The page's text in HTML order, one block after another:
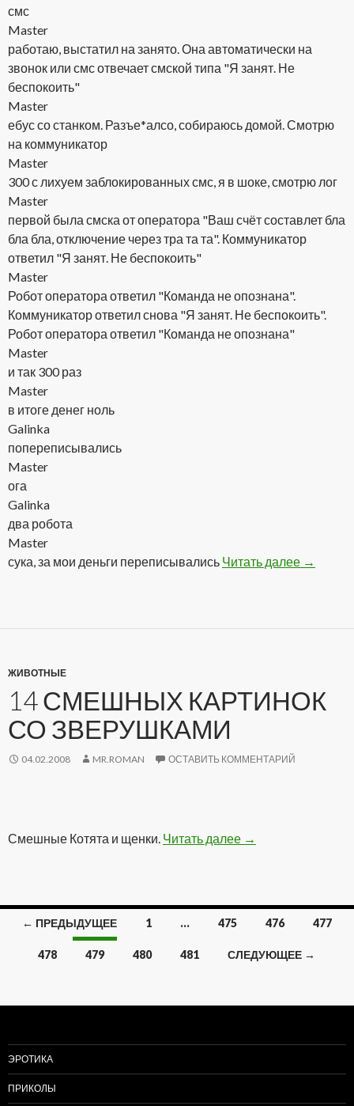
смс
Master
работаю, выстатил на занято. Она автоматически на
звонок или смс отвечает смской типа "Я занят. Не
беспокоить"
Master
ебус со станком. Разъе*алсо, собираюсь домой. Смотрю
на коммуникатор
Master
300 с лихуем заблокированных смс, я в шоке, смотрю лог
Master
первой была смска от оператора "Ваш счёт составлет бла
бла бла, отключение через тра та та". Коммуникатор
ответил "Я занят. Не беспокоить"
Master
Робот оператора ответил "Команда не опознана".
Коммуникатор ответил снова "Я занят. Не беспокоить".
Робот оператора ответил "Команда не опознана"
Master
и так 300 раз
Master
в итоге денег ноль
Galinka
попереписывались
Master
ога
Galinka
два робота
Master
сука, за мои деньги переписывались Читать далее →
ЖИВОТНЫЕ
14 СМЕШНЫХ КАРТИНОК
СО ЗВЕРУШКАМИ
04.02.2008 MR.ROMAN ОСТАВИТЬ КОММЕНТАРИЙ
Смешные Котята и щенки. Читать далее 14 смешных
→
Навигация
записям
← ПРЕДЫДУЩЕЕ 1 … 475 476 477
478 479 480 481 СЛЕДУЮЩЕЕ →
ЭРОТИКА
ПРИКОЛЫ